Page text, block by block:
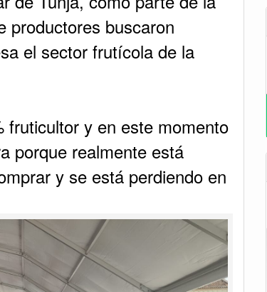
productores buscaron
el sector frutícola de la
fruticultor y en este momento
porque realmente está
y se está perdiendo en